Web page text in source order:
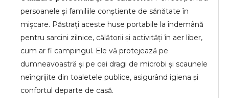
persoanele și familiile conștiente de sănătate în
mișcare. Păstrați aceste huse portabile la îndemână
pentru sarcini zilnice, călătorii și activități în aer liber,
cum ar fi campingul. Ele vă protejează pe
dumneavoastră și pe cei dragi de microbi și scaunele
neîngrijite din toaletele publice, asigurând igiena și
confortul departe de casă.